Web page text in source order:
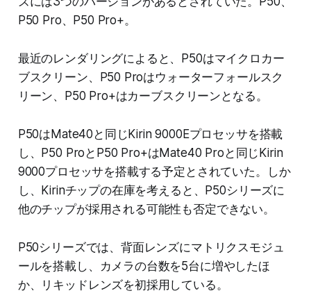
P50 Pro、P50 Pro+。
最近のレンダリングによると、P50はマイクロカー
ブスクリーン、P50 Proはウォーターフォールスク
リーン、P50 Pro+はカーブスクリーンとなる。
P50はMate40と同じKirin 9000Eプロセッサを搭載
し、P50 ProとP50 Pro+はMate40 Proと同じKirin
9000プロセッサを搭載する予定とされていた。しか
し、Kirinチップの在庫を考えると、P50シリーズに
他のチップが採用される可能性も否定できない。
P50シリーズでは、背面レンズにマトリクスモジュ
ールを搭載し、カメラの台数を5台に増やしたほ
か、リキッドレンズを初採用している。